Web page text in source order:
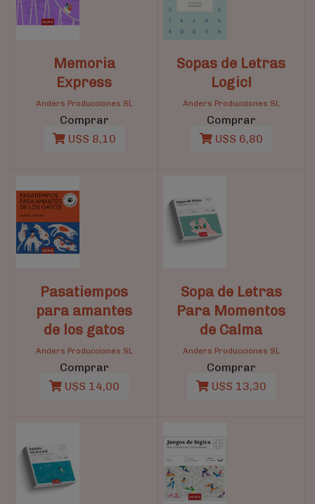
Memoria
Express
Anders Producciones SL
Comprar
U$S 8,10
Sopas de Letras
Logic!
Anders Producciones SL
Comprar
U$S 6,80
Pasatiempos
para amantes
de los gatos
Anders Producciones SL
Comprar
U$S 14,00
Sopa de Letras
Para Momentos
de Calma
Anders Producciones SL
Comprar
U$S 13,30